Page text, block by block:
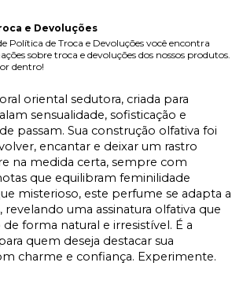
e Devoluções
Política de Troca e Devoluções você encontra
sobre troca e devoluções dos nossos produtos.
dentro!
oriental sedutora, criada para
sensualidade, sofisticação e
passam. Sua construção olfativa foi
encantar e deixar um rastro
na medida certa, sempre com
que equilibram feminilidade
misterioso, este perfume se adapta a
revelando uma assinatura olfativa que
forma natural e irresistível. É a
quem deseja destacar sua
charme e confiança. Experimente.